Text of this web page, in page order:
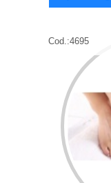
Cod.:4695